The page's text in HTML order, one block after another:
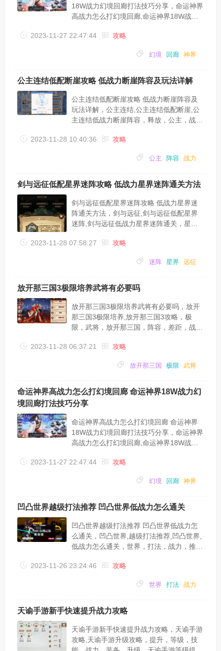
升，不会让你...
18W战力幻境回廊打法技巧分享，命运神界
高战力怎么打幻境回廊,命运神界18W战力
境，命运，神界，对面，命运神界游戏中有
大家讲一下18W高战力怎么打幻境回廊吧，
上，能打过就行（之前有测试对面战力提升
力的2点几倍）我进本带的是3主力叶菲、安
吉拉和安娜，剩余位置全带狗粮。第一关我
是单...
2023-11-27 22:47:44 攻略
幻境 回廊 神界
公主连结低配断崖攻略 低战力断崖阵容及玩法详解
公主连结低配断崖攻略 低战力断崖阵容及
玩法详解，公主连结,公主连结低配断崖,公
主连结低战力断崖阵容，释放，公主，战
多小伙伴不知道低战力断崖阵容及玩法，也
家了解一下公主连结低配断崖攻略;公主连
需要部分装备强化(技能回复)优衣 必须二
丁 二星及以上千歌 二星及以上真步 三星及
以上 (没有真步可以换其他辅助回怒气...
2023-11-28 10:40:36 攻略
公主 阵容 战力
剑与远征低配星界迷阵攻略 低战力星界迷阵通关方法
剑与远征低配星界迷阵攻略 低战力星界迷
阵通关方法，剑与远征,剑与远征低配星界
迷阵,剑与远征低战力星界迷阵通关，星
远征手游中很多小伙伴不知道低战力星界迷
天小编就带着大家看看剑与远征低配星界迷
180，白光盾170，红商人160，小弟153-
一堆没用的，但是!不重要!冰火剑一定要拿
到!另外，如果也是像我一样超低配的...
2023-11-28 07:58:27 攻略
迷阵 星界 远征
放开那三国3极限培养武将有必要吗
放开那三国3极限培养武将有必要吗，放开
那三国3极限培养,放开那三国3攻略，极
限，武将，放开那三国，阵容，差距，战
一种发展思路，那么放开那三国3极限培养
编分享的放开那三国3极限培养分析吧：从
中是行不通的，具体的内容，我们来看一下
～～～一、资源是可以够培养六个武将的放
极限一个武将也不会对你的阵容有很大的提
升，不会让你...
2023-11-28 06:37:21 攻略
放开那三国 极限 武将
命运神界高战力怎么打幻境回廊 命运神界18W战力幻
境回廊打法技巧分享
命运神界高战力怎么打幻境回廊 命运神界
18W战力幻境回廊打法技巧分享，命运神界
高战力怎么打幻境回廊,命运神界18W战力
境，命运，神界，对面，命运神界游戏中有
大家讲一下18W高战力怎么打幻境回廊吧，
上，能打过就行（之前有测试对面战力提升
力的2点几倍）我进本带的是3主力叶菲、安
吉拉和安娜，剩余位置全带狗粮。第一关我
是单...
2023-11-27 22:47:44 攻略
幻境 回廊 神界
凹凸世界越级打法推荐 凹凸世界低战力怎么通关
凹凸世界越级打法推荐 凹凸世界低战力怎
么通关，凹凸世界,越级打法推荐,凹凸世界,
低战力怎么通关，世界，打法，战力，推
通关呢？很多玩家都不清楚，接下来小编为
世界低战力怎么通关。(记得一定不要阵
帕洛斯，帕洛斯和柠檬不可替代，雷狮可以
替换成任何单杀boss伤害较高的绝色(不过
安哥有属性克制和特殊格增伤，替代的难度
2023-11-26 23:24:46 攻略
世界 打法 战力
天谕手游新手快速提升战力攻略
天谕手游新手快速提升战力攻略，天谕手游
攻略,天谕手游升级攻略，提升，等级，技